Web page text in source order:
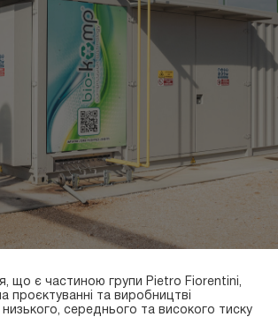
що є частиною групи Pietro Fiorentini,
проєктуванні та виробництві
середнього та високого тиску